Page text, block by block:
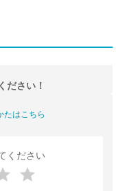
ださい！
たはこちら
ください